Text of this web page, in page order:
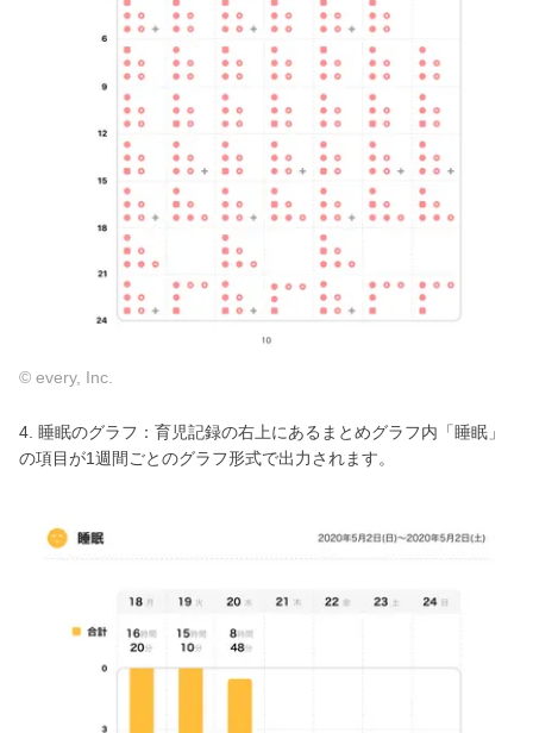
© every, Inc.
4. 睡眠のグラフ：育児記録の右上にあるまとめグラフ内「睡眠」
の項目が1週間ごとのグラフ形式で出力されます。